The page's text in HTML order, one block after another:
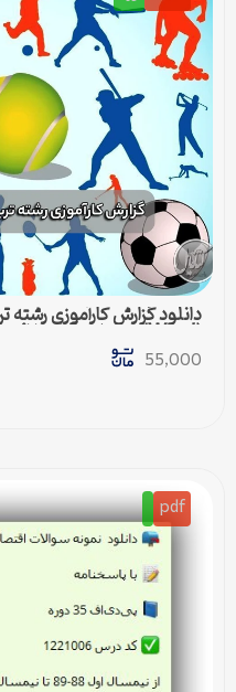
دانلود گزارش کارآموزی رشته
(Word) – کامل و آماده ارائه
55,000
pdf